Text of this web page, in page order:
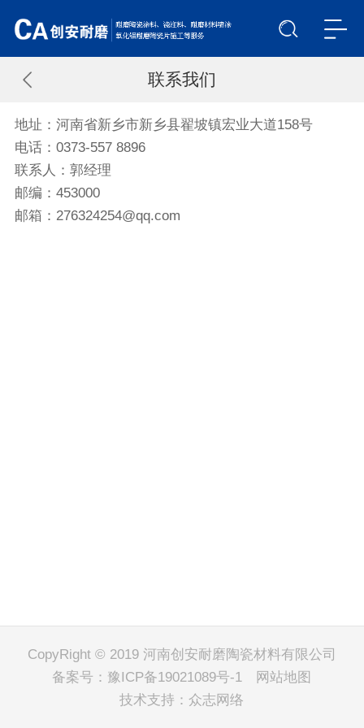
联系我们
地址：河南省新乡市新乡县翟坡镇宏业大道158号
电话：0373-557 8896
联系人：郭经理
邮编：453000
邮箱：276324254@qq.com
CopyRight © 2019 河南创安耐磨陶瓷材料有限公司
备案号： 豫ICP备19021089号-1
网站地图
技术支持：众志网络